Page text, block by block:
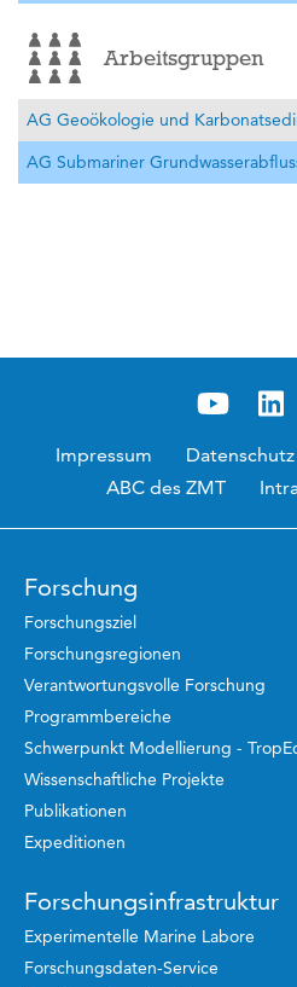
Arbeitsgruppen
AG Geoökologie und
AG Submariner
Impressum Datenschutz
ABC des ZMT
Forschung
Forschungsziel
Forschungsregionen
Verantwortungsvolle Forschung
Programmbereiche
Schwerpunkt Modellierung -
Wissenschaftliche Projekte
Publikationen
Expeditionen
Forschungsinfrastruktur
Experimentelle Marine Labore
Forschungsdaten-Service